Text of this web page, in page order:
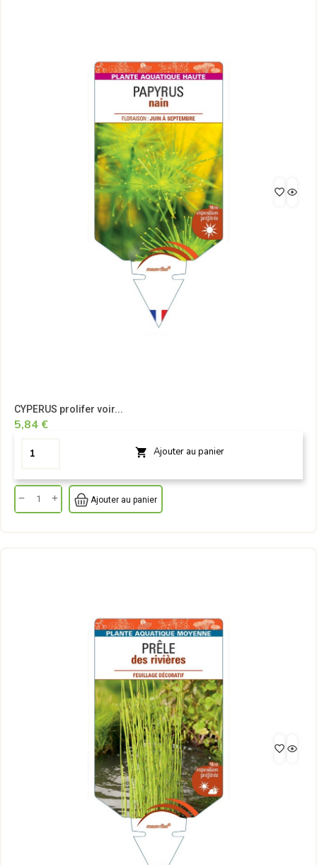
CYPERUS prolifer voir...
5,84 €
 Ajouter au panier
Ajouter au panier